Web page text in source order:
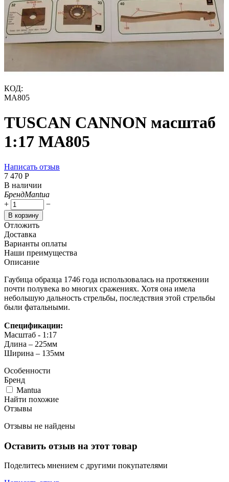
КОД:
MA805
TUSCAN CANNON масштаб
1:17 MA805
Написать отзыв
7 470 Р
В наличии
БрендMantua
+
−
В корзину
Отложить
Доставка
Варианты оплаты
Наши преимущества
Описание
Гаубица образца 1746 года использовалась на протяжении
почти полувека во многих сражениях. Хотя она имела
небольшую дальность стрельбы, последствия этой стрельбы
были фатальными.
Спецификации:
Масштаб - 1:17
Длина – 225мм
Ширина – 135мм
Особенности
Бренд
Mantua
Найти похожие
Отзывы
Отзывы не найдены
Оставить отзыв на этот товар
Поделитесь мнением с другими покупателями